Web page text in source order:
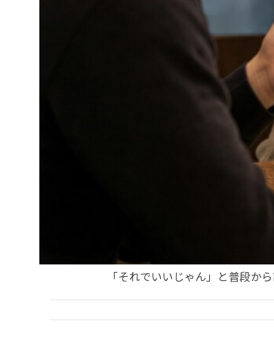
「それでいいじゃん」と普段か